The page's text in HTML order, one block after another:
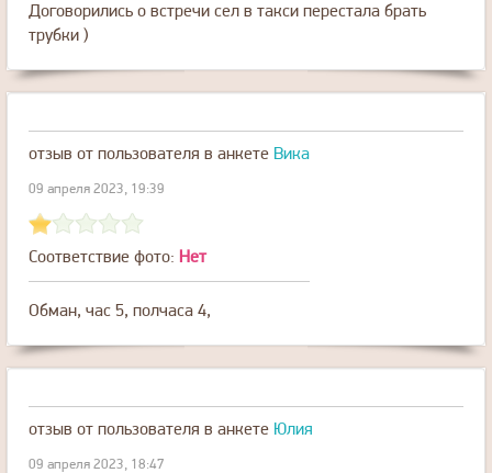
Договорились о встречи сел в такси перестала брать
трубки )
отзыв от пользователя в анкете Вика
09 апреля 2023, 19:39
Соответствие фото: Нет
Обман, час 5, полчаса 4,
отзыв от пользователя в анкете Юлия
09 апреля 2023, 18:47